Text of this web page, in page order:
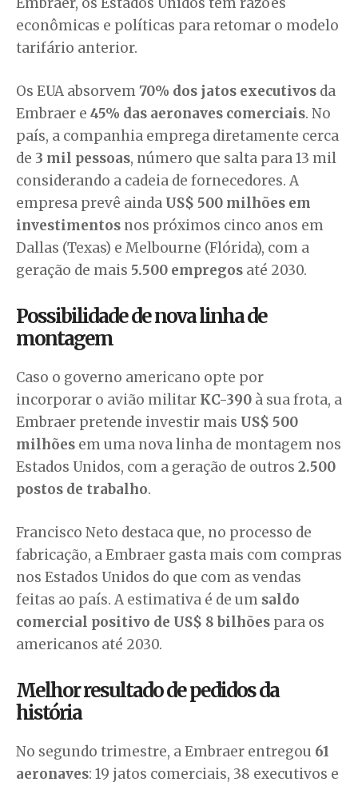
econômicas e políticas para retomar o modelo
tarifário anterior.
Os EUA absorvem70% dos jatos executivos da
Embraer e 45% das aeronaves comerciais. No
país, a companhia emprega diretamente cerca
de 3 mil pessoas, número que salta para 13 mil
considerando a cadeia de fornecedores. A
empresa prevê ainda US$ 500 milhões em
investimentos nos próximos cinco anos em
Dallas (Texas) e Melbourne (Flórida), com a
geração de mais 5.500 empregos até 2030.
Possibilidade de nova linha de
montagem
Caso o governo americano opte por
incorporar o avião militar KC-390 à sua frota, a
Embraer pretende investir mais US$ 500
milhões em uma nova linha de montagem nos
Estados Unidos, com a geração de outros 2.500
postos de trabalho.
Francisco Neto destaca que, no processo de
fabricação, a Embraer gasta mais com compras
nos Estados Unidos do que com as vendas
feitas ao país. A estimativa é de um saldo
comercial positivo de US$ 8 bilhões para os
americanos até 2030.
Melhor resultado de pedidos da
história
No segundo trimestre, a Embraer entregou 61
aeronaves: 19 jatos comerciais, 38 executivos e